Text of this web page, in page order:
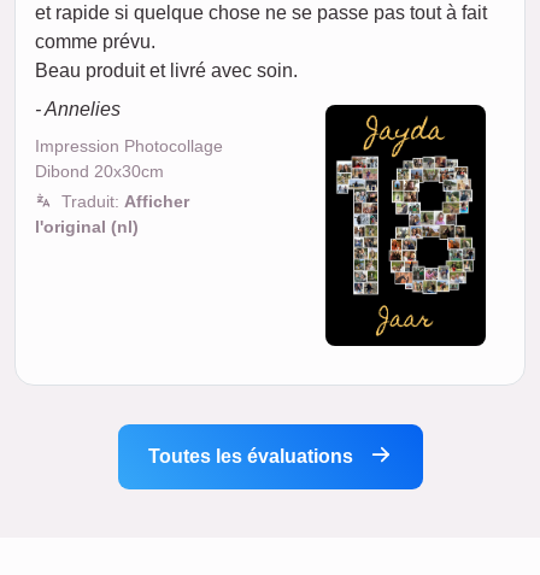
et rapide si quelque chose ne se passe pas tout à fait
comme prévu.
Beau produit et livré avec soin.
- Annelies
Impression Photocollage
Dibond 20x30cm
Traduit: Afficher
l'original (nl)
Toutes les évaluations